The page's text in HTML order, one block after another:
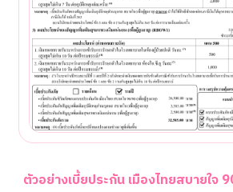
ตัวอย่างเบี้ยประกัน เมืองไทยสบายใจ